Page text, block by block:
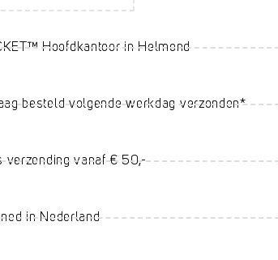
Hoofdkantoor in Helmond
besteld volgende werkdag verzonden*
verzending vanaf € 50,-
in Nederland